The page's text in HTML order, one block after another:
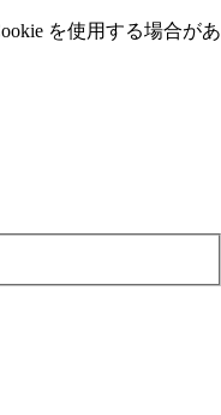
を使⽤する場合があ